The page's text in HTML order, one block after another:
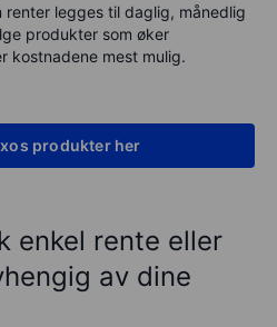
renter legges til daglig, månedlig
produkter som øker
kostnadene mest mulig.
produkter her
enkel rente eller
av dine